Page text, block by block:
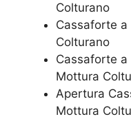
Colturano
Cassaforte
Colturano
Cassaforte a
Mottura
​Apertura
Mottura